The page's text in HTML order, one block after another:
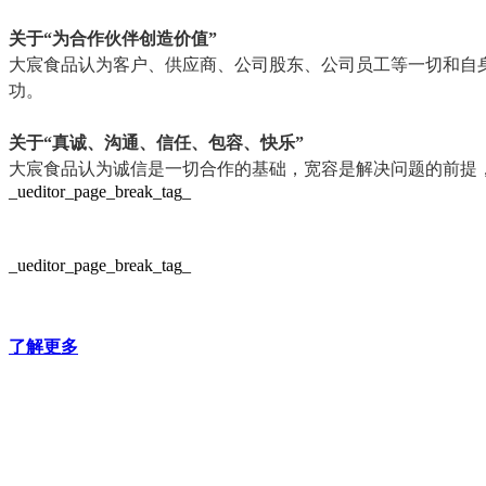
关于“为合作伙伴创造价值”
大宸食品认为客户、供应商、公司股东、公司员工等一切和
功。
关于“真诚、沟通、信任、包容、快乐”
大宸食品认为诚信是一切合作的基础，宽容是解决问题的前
_ueditor_page_break_tag_
_ueditor_page_break_tag_
了解更多